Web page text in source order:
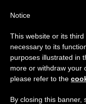
GIORNO
Notice
This website or its
necessary to its
purposes illustrated in
more or withdraw your
please refer to the
By closing this banner,